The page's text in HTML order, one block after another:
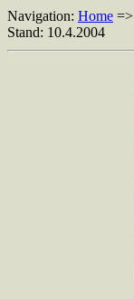
Navigation: Home =>
Stand: 10.4.2004